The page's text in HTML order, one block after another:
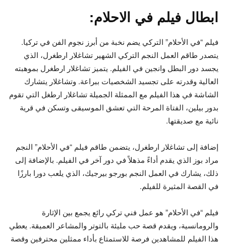
ابطال فيلم في الاحلام:
فيلم “في الأحلام” التركي يضم نخبة من أبرز نجوم الفن في تركيا.
يتصدر طاقم العمل النجم التركي الشهير تشاغلار ارطغرل، الذي
يجسد دور البطل وانجين في الفيلم. يتميز تشاغلار ارطغرل بموهبته
العالية وقدرته على تجسيد الشخصيات ببراعة. وتشاغلار يتشارك
الشاشة في هذا الفيلم مع الممثلة الجميلة تشاغلار ارطغل التي تقوم
بدور بيلين، الفتاة المرحة التي تعشق الموسيقى وتسكن في قرية
نائية مع صديقتها.
إضافة إلى تشاغلار ارطغرل، يتضمن طاقم فيلم “في الأحلام” النجم
مراد بوز الذي يقدم أداءً مذهلاً في دور آخر في الفيلم. بالإضافة إلى
ذلك، يشارك في العمل النجم بورجو بيرجيك، الذي يلعب دورا بارزًا
في القصة المثيرة للفيلم.
فيلم “في الأحلام” هو عمل فني تركي رائع يجمع بين الإثارة
والرومانسية، ويقدم قصة حب مليئة بالتوتر والمشاعر العميقة. يعطي
هذا الفيلم للمشاهدين فرصة للاستمتاع بأداء ممثلين محترفين وقصة